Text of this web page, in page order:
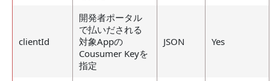
clientId
開発者ポータル
で払いだされる
対象Appの
Cousumer Keyを
指定
JSON Yes